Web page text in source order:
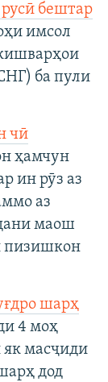
бештар
имсол
ба пули
чӣ
ҳамчун
ин рӯз аз
аз
маош
пизишкон
шарҳ
4 моҳ
масҷиди
дод